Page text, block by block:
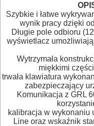
BUDOWLANE
ELEKTRY..
GLAZURNICZE
AKCESORIA
MASZYNKI
URZĄDZENIA
Szybkie i łatwe
wynik pracy dzięki
Długie pole odbioru
wyświetlacz
Wytrzymała
miękkimi
trwała klawiatura
zabezpieczający
Komunikacja z GRL
kalibracja w wykonaniu
Line oraz wskaźnik